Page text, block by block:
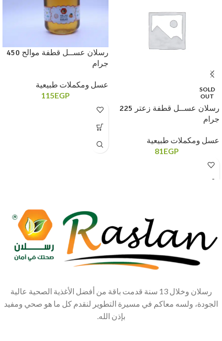
SOLD
OUT
رسلان عســل قطفة زعتر 225
جرام
عسل ومكملات طبيعية
81 EGP
رسلان عســل قطفة موالح 450
جرام
عسل ومكملات طبيعية
115EGP
رسلان وخلال 13 سنة قدمت باقة من أفضل الأغذية الصحية عالية
الجودة، ولسه معاكم في مسيرة التطوير لنقدم كل ما هو صحي ومفيد
بإذن الله.